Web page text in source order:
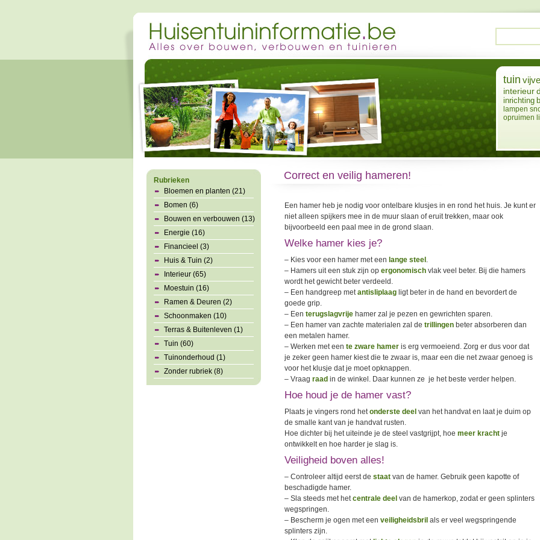
tuin
interieur
inrichting
lampen
opruimen
Rubrieken
Bloemen en planten (21)
Bomen (6)
Bouwen en verbouwen (13)
Energie (16)
Financieel (3)
Huis & Tuin (2)
Interieur (65)
Moestuin (16)
Ramen & Deuren (2)
Schoonmaken (10)
Terras & Buitenleven (1)
Tuin (60)
Tuinonderhoud (1)
Zonder rubriek (8)
Correct en veilig hameren!
Een hamer heb je nodig voor ontelbare klusjes in en rond het huis. Je kunt er
niet alleen spijkers mee in de muur slaan of eruit trekken, maar ook
bijvoorbeeld een paal mee in de grond slaan.
Welke hamer kies je?
– Kies voor een hamer met een lange steel .
– Hamers uit een stuk zijn op ergonomisch vlak veel beter. Bij die hamers
wordt het gewicht beter verdeeld.
– Een handgreep metantisliplaag ligt beter in de hand en bevordert de
goede grip.
– Een terugslagvrije hamer zal je pezen en gewrichten sparen.
– Een hamer van zachte materialen zal de trillingen beter absorberen dan
een metalen hamer.
– Werken met een te zware hameris erg vermoeiend. Zorg er dus voor dat
je zeker geen hamer kiest die te zwaar is, maar een die net zwaar genoeg is
voor het klusje dat je moet opknappen.
– Vraag raad in de winkel. Daar kunnen ze je het beste verder helpen.
Hoe houd je de hamer vast?
Plaats je vingers rond hetonderste deel van het handvat en laat je duim op
de smalle kant van je handvat rusten.
Hoe dichter bij het uiteinde je de steel vastgrijpt, hoe meer krachtje
ontwikkelt en hoe harder je slag is.
Veiligheid boven alles!
– Controleer altijd eerst de staat van de hamer. Gebruik geen kapotte of
beschadigde hamer.
– Sla steeds met hetcentrale deel van de hamerkop, zodat er geen splinters
wegspringen.
– Bescherm je ogen met een veiligheidsbril als er veel wegspringende
splinters zijn.